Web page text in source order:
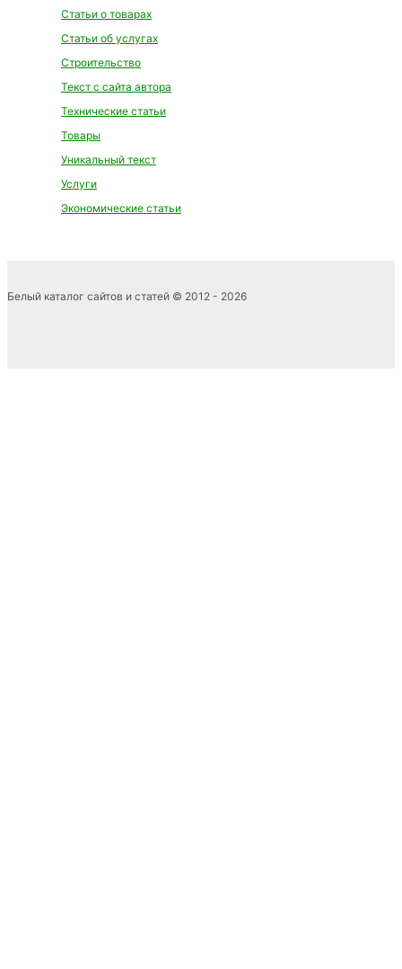
Статьи о товарах
Статьи об услугах
Строительство
Текст с сайта автора
Технические статьи
Товары
Уникальный текст
Услуги
Экономические статьи
Белый каталог сайтов и статей © 2012 - 2026